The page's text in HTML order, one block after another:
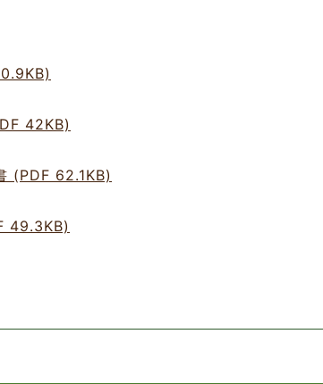
42KB)
(PDF 62.1KB)
49.3KB)